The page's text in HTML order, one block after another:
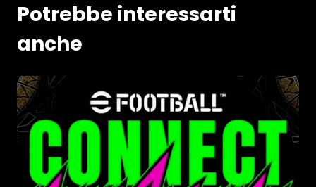
Potrebbe interessarti
anche